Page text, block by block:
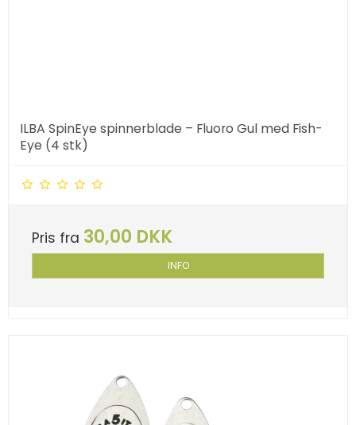
ILBA SpinEye spinnerblade – Fluoro Gul med Fish-
Eye (4 stk)
Pris fra 30,00 DKK
INFO